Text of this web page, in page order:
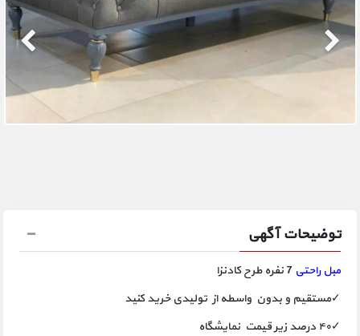
توضیحات آگهی
مبل راحتی
✓مستقیم و بدون واسطه از تولیدی خرید کنید
✓۴۰ درصد زیر قیمت نمایشگاه